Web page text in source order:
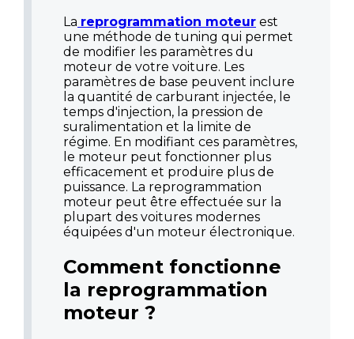
La reprogrammation moteur est
une méthode de tuning qui permet
de modifier les paramètres du
moteur de votre voiture. Les
paramètres de base peuvent inclure
la quantité de carburant injectée, le
temps d'injection, la pression de
suralimentation et la limite de
régime. En modifiant ces paramètres,
le moteur peut fonctionner plus
efficacement et produire plus de
puissance. La reprogrammation
moteur peut être effectuée sur la
plupart des voitures modernes
équipées d'un moteur électronique.
Comment fonctionne
la reprogrammation
moteur ?